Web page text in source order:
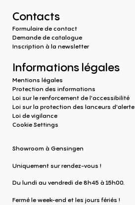
Contacts
Formulaire de contact
Demande de catalogue
Inscription à la newsletter
Showroom à Gensingen
Uniquement sur rendez-vous !
Du lundi au vendredi de 8h45 à 15h00.
Fermé le week-end et les jours fériés !
Informations légales
Mentions légales
Protection des informations
Loi sur le renforcement de l'accessibilité
Loi sur la protection des lanceurs d'alerte
Loi de vigilance
Cookie Settings